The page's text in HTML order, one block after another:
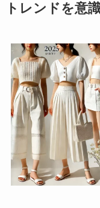
トレンドを意